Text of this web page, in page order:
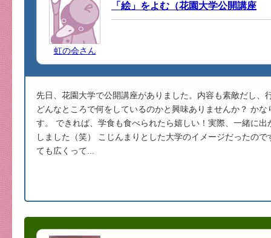
虹の会さん
「絵」をよむ（花園大学公開講座
先日、花園大学で公開講座がありました。内容も素敵だし、
どんなところで何をしているのかと興味ありませんか？ か
す。 できれば、学食も食べられたら嬉しい！実際、一緒に
しました（笑） こじんまりとした大学のイメージだったの
ても広くって...